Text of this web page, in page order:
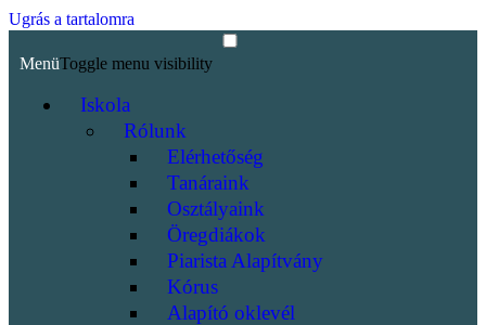
Ugrás a tartalomra
MenüToggle menu visibility
Iskola
Rólunk
Elérhetőség
Tanáraink
Osztályaink
Öregdiákok
Piarista Alapítvány
Kórus
Alapító oklevél